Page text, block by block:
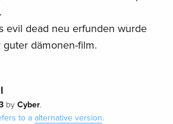
evil dead neu erfunden wurde
dämonen-film.
by Cyber.
to a alternative version.